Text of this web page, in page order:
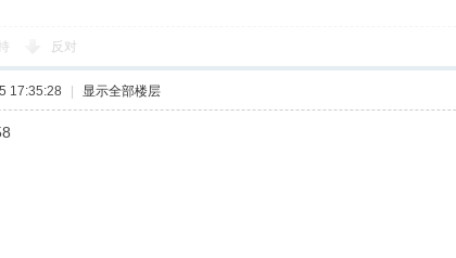
反对
17:35:28 显示全部楼层